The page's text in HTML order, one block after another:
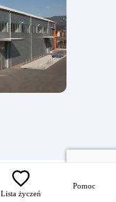
Lista życzeń
Pomoc